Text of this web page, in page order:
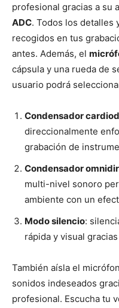
profesional gracias a su
ADC. Todos los detalles
recogidos en tus
antes. Además, el
cápsula y una rueda de
usuario podrá
Condensador
direccionalmente
grabación de
Condensador
multi-nivel sonoro
ambiente con un
Modo silencio:
rápida y visual
También aísla el
sonidos indeseados
profesional. Escucha tu